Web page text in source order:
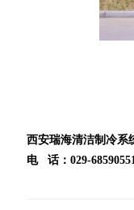
西安瑞海清洁制冷系
电 话：029-